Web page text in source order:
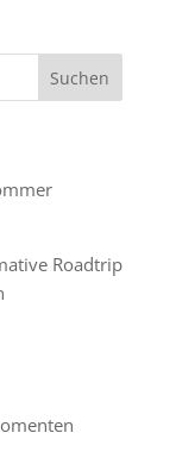
Roadtrip